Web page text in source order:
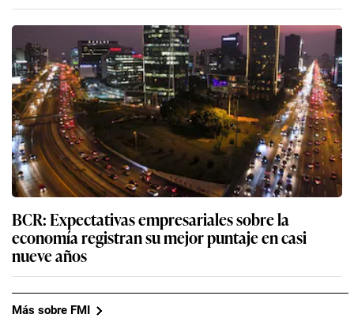
BCR: Expectativas empresariales sobre la
economía registran su mejor puntaje en casi
nueve años
Más sobre FMI